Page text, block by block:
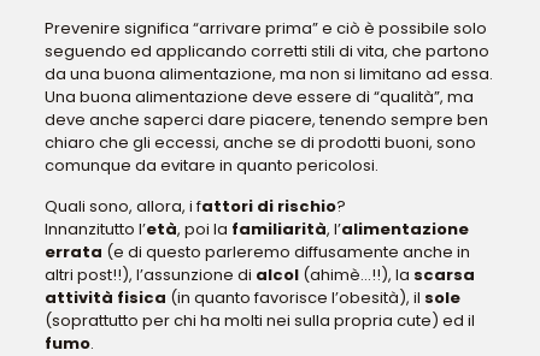
Prevenire significa “arrivare prima” e ciò è possibile solo
seguendo ed applicando corretti stili di vita, che partono
da una buona alimentazione, ma non si limitano ad essa.
Una buona alimentazione deve essere di “qualità”, ma
deve anche saperci dare piacere, tenendo sempre ben
chiaro che gli eccessi, anche se di prodotti buoni, sono
comunque da evitare in quanto pericolosi.
Quali sono, allora, i fattori di rischio?
Innanzitutto l’età, poi la familiarità, l’alimentazione
errata (e di questo parleremo diffusamente anche in
altri post!!), l’assunzione di alcol(ahimè…!!), la scarsa
attività fisica (in quanto favorisce l’obesità), il sole
(soprattutto per chi ha molti nei sulla propria cute) ed il
fumo.